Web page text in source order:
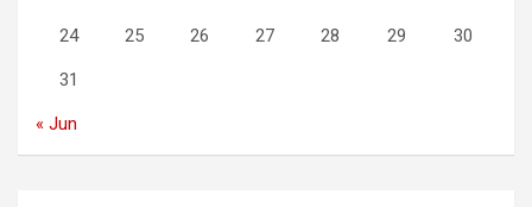
24 25 26 27 28 29 30
31
« Jun